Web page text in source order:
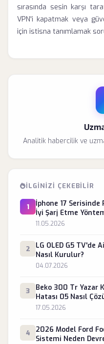
sırasında sesin karşı
VPN'i kapatmak veya
için istisna tanımlamak
Analitik habercilik ve
İLGINIZI ÇEKEBILIR
1
İphone 17 Serisinde
İyi Şarj Etme
11.05.2026
2
LG OLED G5 TV'de
Nasıl Kurulur?
04.07.2026
3
Beko 300 Tr Yazar
Hatası 05 Nasıl
17.05.2026
4
2026 Model Ford
Sistemi Neden Devre